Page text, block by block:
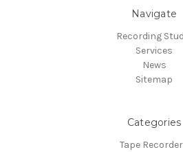
Navigate
Recording
Services
News
Sitemap
Categories
Tape